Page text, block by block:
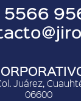
5566
Juárez,
06600